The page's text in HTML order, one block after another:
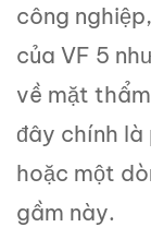
công
của VF 5
về mặt
đây chính là
hoặc một
gầm này.